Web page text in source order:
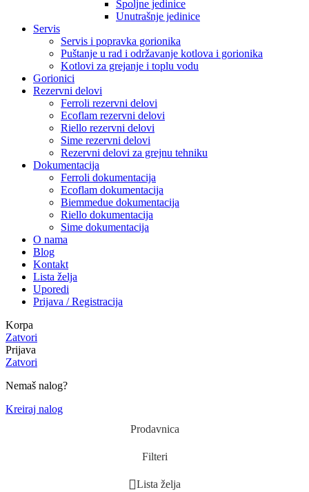
Spoljne jedinice
Unutrašnje jedinice
Servis
Servis i popravka gorionika
Puštanje u rad i održavanje kotlova i gorionika
Kotlovi za grejanje i toplu vodu
Gorionici
Rezervni delovi
Ferroli rezervni delovi
Ecoflam rezervni delovi
Riello rezervni delovi
Sime rezervni delovi
Rezervni delovi za grejnu tehniku
Dokumentacija
Ferroli dokumentacija
Ecoflam dokumentacija
Biemmedue dokumentacija
Riello dokumentacija
Sime dokumentacija
O nama
Blog
Kontakt
Lista želja
Uporedi
Prijava / Registracija
Korpa
Zatvori
Prijava
Zatvori
Nemaš nalog?
Kreiraj nalog
Prodavnica
Filteri
Lista želja